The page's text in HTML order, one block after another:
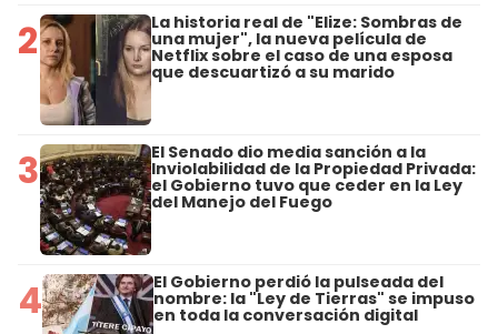
2 La historia real de "Elize: Sombras de
una mujer", la nueva película de
Netflix sobre el caso de una esposa
que descuartizó a su marido
3 El Senado dio media sanción a la
Inviolabilidad de la Propiedad Privada:
el Gobierno tuvo que ceder en la Ley
del Manejo del Fuego
4 El Gobierno perdió la pulseada del
nombre: la "Ley de Tierras" se impuso
en toda la conversación digital